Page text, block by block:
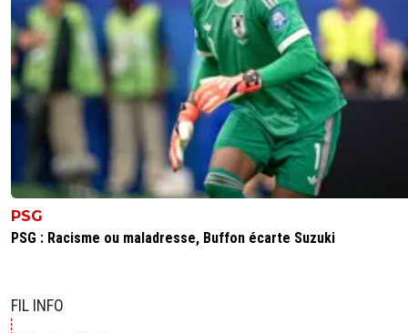
PSG
PSG : Racisme ou maladresse, Buffon écarte Suzuki
FIL INFO